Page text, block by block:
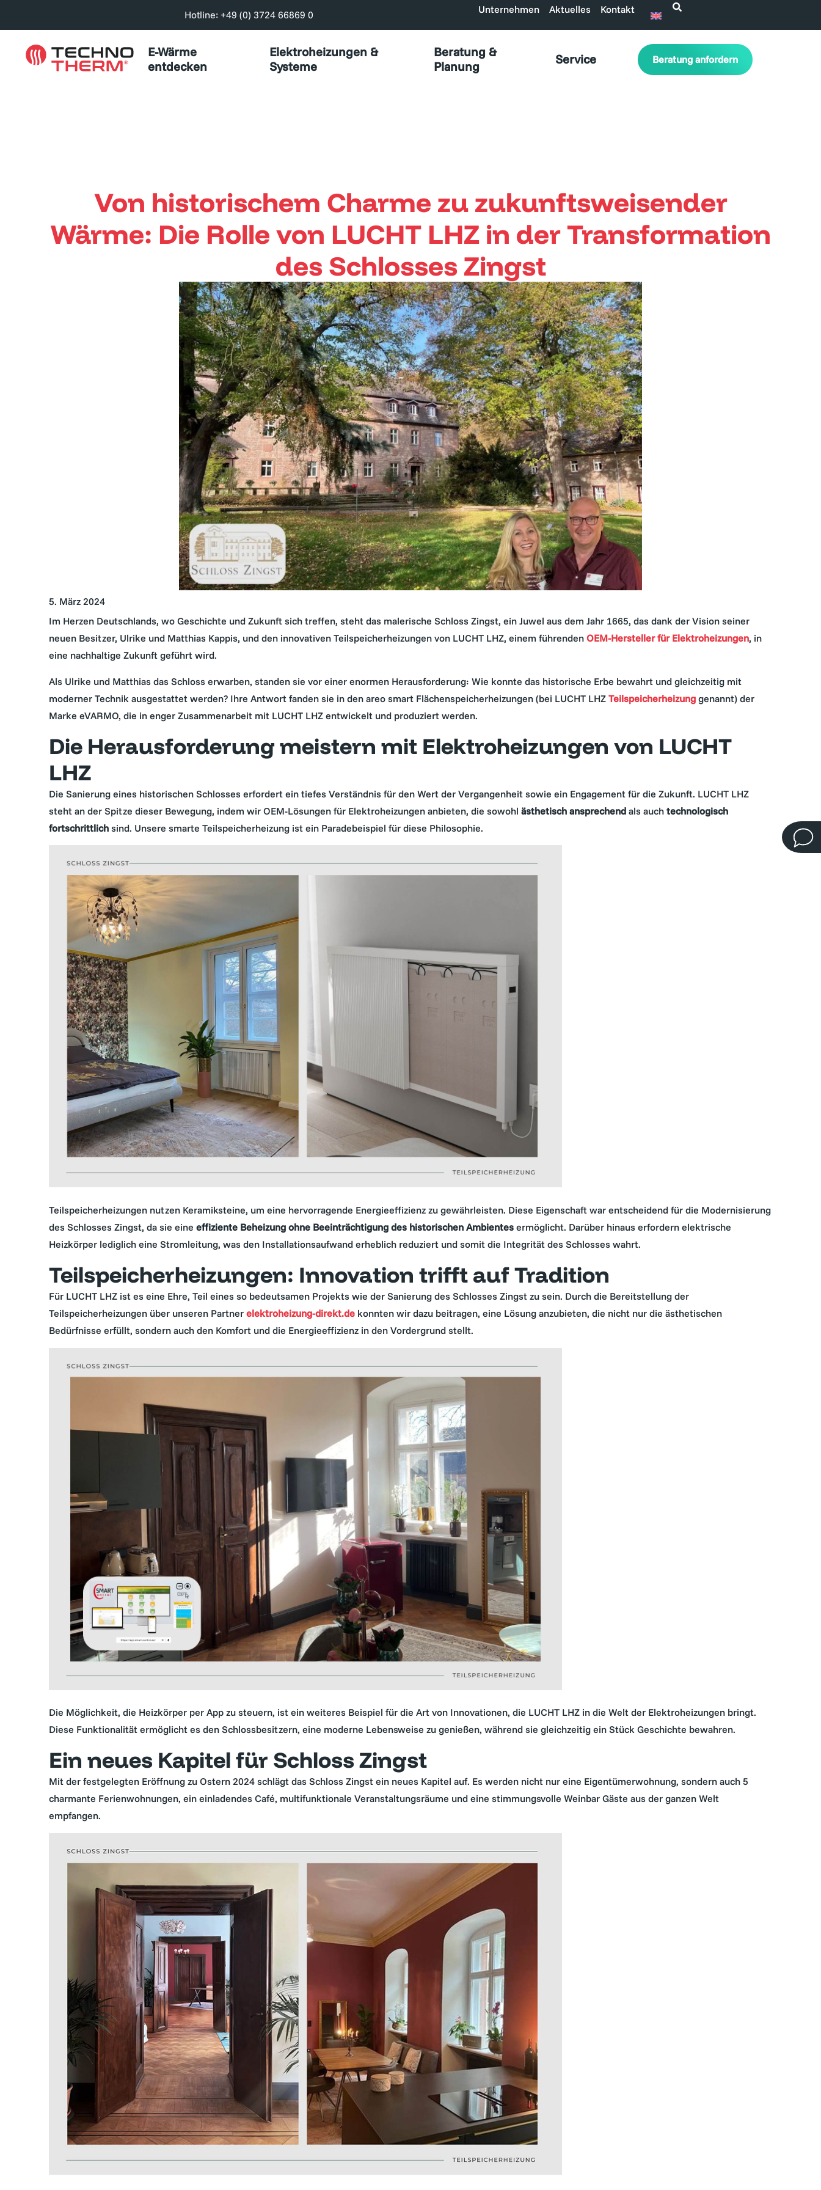
Hotline: +49 (0) 3724 66869 0 Unternehmen Aktuelles Kontakt
E-Wärme
entdecken
Elektroheizungen &
Systeme
Beratung &
Planung
Service Beratung anfordern
Von historischem Charme zu zukunftsweisender
Wärme: Die Rolle von LUCHT LHZ in der Transformation
des Schlosses Zingst
5. März 2024
Im Herzen Deutschlands, wo Geschichte und Zukunft sich treffen, steht das malerische Schloss Zingst, ein Juwel aus dem Jahr 1665, das dank der Vision seiner
neuen Besitzer, Ulrike und Matthias Kappis, und den innovativen Teilspeicherheizungen von LUCHT LHZ, einem führenden OEM-Hersteller für Elektroheizungen, in
eine nachhaltige Zukunft geführt wird.
Als Ulrike und Matthias das Schloss erwarben, standen sie vor einer enormen Herausforderung: Wie konnte das historische Erbe bewahrt und gleichzeitig mit
moderner Technik ausgestattet werden? Ihre Antwort fanden sie in den areo smart Flächenspeicherheizungen (bei LUCHT LHZ Teilspeicherheizung genannt) der
Marke eVARMO, die in enger Zusammenarbeit mit LUCHT LHZ entwickelt und produziert werden.
Die Herausforderung meistern mit Elektroheizungen von LUCHT
LHZ
Die Sanierung eines historischen Schlosses erfordert ein tiefes Verständnis für den Wert der Vergangenheit sowie ein Engagement für die Zukunft. LUCHT LHZ
steht an der Spitze dieser Bewegung, indem wir OEM-Lösungen für Elektroheizungen anbieten, die sowohl ästhetisch ansprechend als auch technologisch
fortschrittlich sind. Unsere smarte Teilspeicherheizung ist ein Paradebeispiel für diese Philosophie.
Teilspeicherheizungen nutzen Keramiksteine, um eine hervorragende Energieeffizienz zu gewährleisten. Diese Eigenschaft war entscheidend für die Modernisierung
des Schlosses Zingst, da sie eine effiziente Beheizung ohne Beeinträchtigung des historischen Ambientes ermöglicht. Darüber hinaus erfordern elektrische
Heizkörper lediglich eine Stromleitung, was den Installationsaufwand erheblich reduziert und somit die Integrität des Schlosses wahrt.
Teilspeicherheizungen: Innovation trifft auf Tradition
Für LUCHT LHZ ist es eine Ehre, Teil eines so bedeutsamen Projekts wie der Sanierung des Schlosses Zingst zu sein. Durch die Bereitstellung der
Teilspeicherheizungen über unseren Partner elektroheizung-direkt.de konnten wir dazu beitragen, eine Lösung anzubieten, die nicht nur die ästhetischen
Bedürfnisse erfüllt, sondern auch den Komfort und die Energieeffizienz in den Vordergrund stellt.
Die Möglichkeit, die Heizkörper per App zu steuern, ist ein weiteres Beispiel für die Art von Innovationen, die LUCHT LHZ in die Welt der Elektroheizungen bringt.
Diese Funktionalität ermöglicht es den Schlossbesitzern, eine moderne Lebensweise zu genießen, während sie gleichzeitig ein Stück Geschichte bewahren.
Ein neues Kapitel für Schloss Zingst
Mit der festgelegten Eröffnung zu Ostern 2024 schlägt das Schloss Zingst ein neues Kapitel auf. Es werden nicht nur eine Eigentümerwohnung, sondern auch 5
charmante Ferienwohnungen, ein einladendes Café, multifunktionale Veranstaltungsräume und eine stimmungsvolle Weinbar Gäste aus der ganzen Welt
empfangen.